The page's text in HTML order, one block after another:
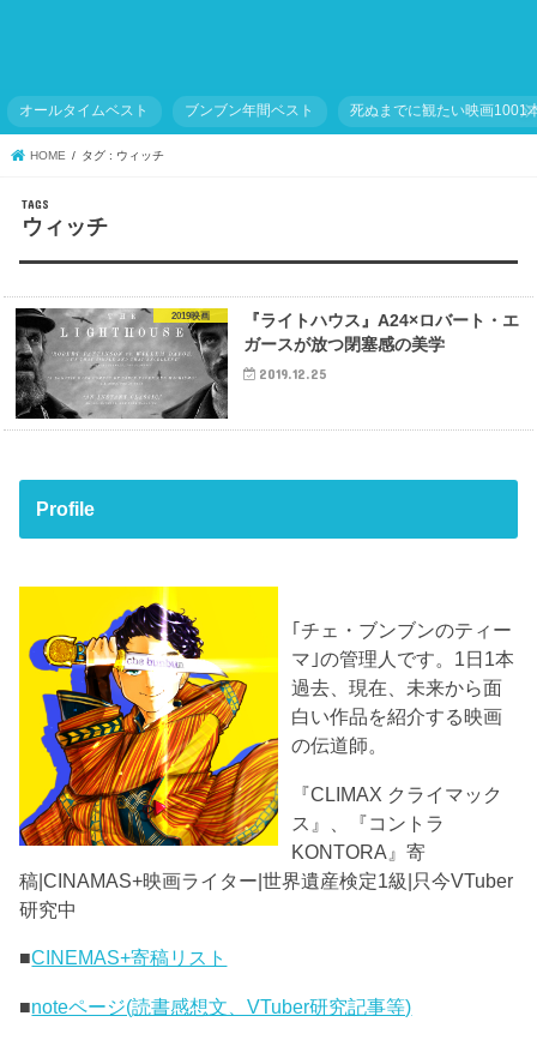
オールタイムベスト ブンブン年間ベスト 死ぬまでに観たい映画1001
HOME タグ : ウィッチ
ウィッチ
2019映画
『ライトハウス』A24×ロバート・エ
ガースが放つ閉塞感の美学
2019.12.25
Profile
｢チェ・ブンブンのティー
マ｣の管理人です。1日1本
過去、現在、未来から面
白い作品を紹介する映画
の伝道師。
『CLIMAX クライマック
ス』、『コントラ
KONTORA』寄
稿|CINAMAS+映画ライター|世界遺産検定1級|只今VTuber
研究中
■CINEMAS+寄稿リスト
■noteページ(読書感想文、VTuber研究記事等)